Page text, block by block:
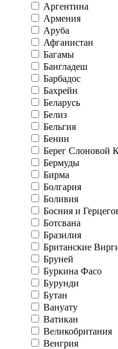
Аргентина
Армения
Аруба
Афганистан
Багамы
Бангладеш
Барбадос
Бахрейн
Беларусь
Белиз
Бельгия
Бенин
Берег Слоновой
Бермуды
Бирма
Болгария
Боливия
Босния и
Ботсвана
Бразилия
Британские
Бруней
Буркина Фасо
Бурунди
Бутан
Вануату
Ватикан
Великобритания
Венгрия